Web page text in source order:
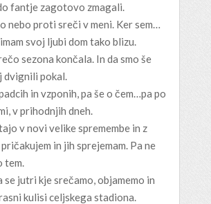
fantje zagotovo zmagali.
nebo proti sreči v meni. Ker sem…
svoj ljubi dom tako blizu.
sezona končala. In da smo še
dvignili pokal.
in vzponih, pa še o čem…pa po
v prihodnjih dneh.
v novi velike spremembe in z
in jih sprejemam. Pa ne
tem.
se jutri kje srečamo, objamemo in
kulisi celjskega stadiona.